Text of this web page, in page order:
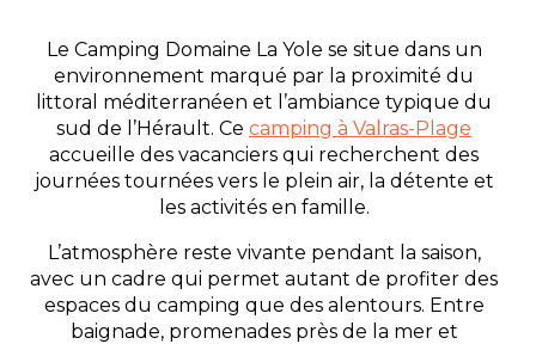
Le Camping Domaine La Yole se situe dans un
environnement marqué par la proximité du
littoral méditerranéen et l’ambiance typique du
sud de l’Hérault. Ce camping à Valras-Plage
accueille des vacanciers qui recherchent des
journées tournées vers le plein air, la détente et
les activités en famille.
L’atmosphère reste vivante pendant la saison,
avec un cadre qui permet autant de profiter des
espaces du camping que des alentours. Entre
baignade, promenades près de la mer et